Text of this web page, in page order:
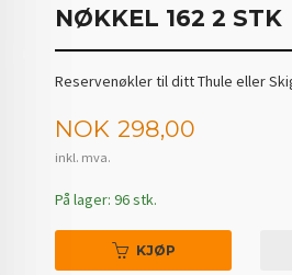
NØKKEL 162 2 STK
Reservenøkler til ditt Thule eller
Pris
NOK 298,00
inkl. mva.
På lager: 96 stk.
KJØP